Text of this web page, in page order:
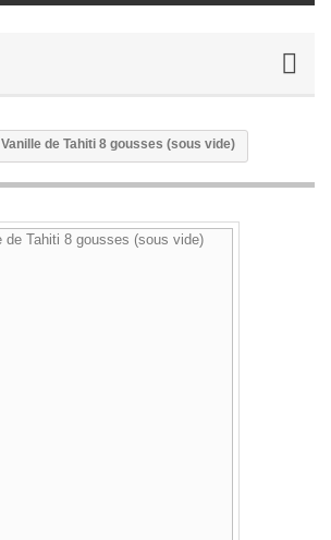
Vanille de Tahiti 8 gousses (sous vide)